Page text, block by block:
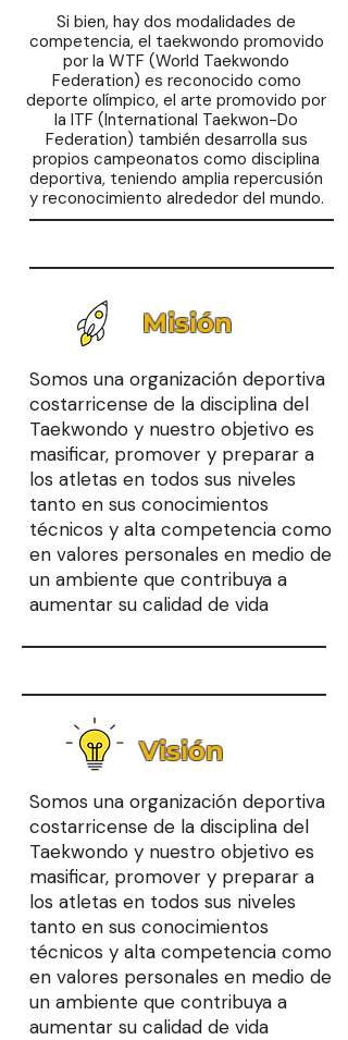
Si bien, hay dos modalidades de
competencia, el taekwondo promovido
por la WTF (World Taekwondo
Federation) es reconocido como
deporte olímpico, el arte promovido por
la ITF (International Taekwon-Do
Federation) también desarrolla sus
propios campeonatos como disciplina
deportiva, teniendo amplia repercusión
y reconocimiento alrededor del mundo.
Misión
Somos una organización deportiva
costarricense de la disciplina del
Taekwondo y nuestro objetivo es
masificar, promover y preparar a
los atletas en todos sus niveles
tanto en sus conocimientos
técnicos y alta competencia como
en valores personales en medio de
un ambiente que contribuya a
aumentar su calidad de vida
Visión
Somos una organización deportiva
costarricense de la disciplina del
Taekwondo y nuestro objetivo es
masificar, promover y preparar a
los atletas en todos sus niveles
tanto en sus conocimientos
técnicos y alta competencia como
en valores personales en medio de
un ambiente que contribuya a
aumentar su calidad de vida